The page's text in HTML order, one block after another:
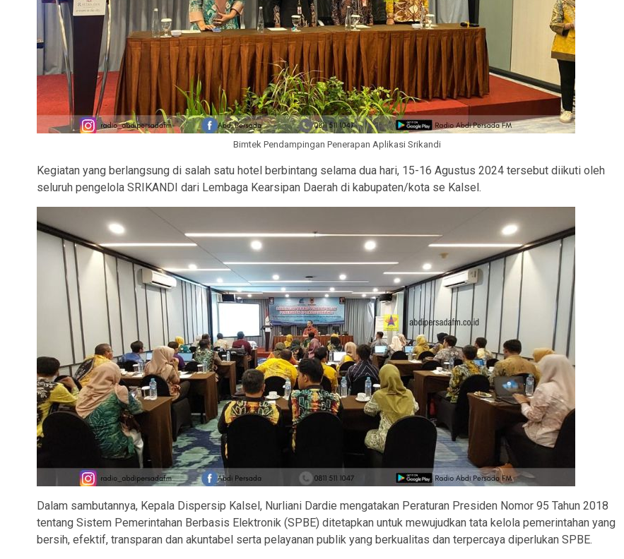
Bimtek Pendampingan Penerapan Aplikasi Srikandi
Kegiatan yang berlangsung di salah satu hotel berbintang selama dua hari, 15-16 Agustus 2024 tersebut diikuti oleh
seluruh pengelola SRIKANDI dari Lembaga Kearsipan Daerah di kabupaten/kota se Kalsel.
Dalam sambutannya, Kepala Dispersip Kalsel, Nurliani Dardie mengatakan Peraturan Presiden Nomor 95 Tahun 2018
tentang Sistem Pemerintahan Berbasis Elektronik (SPBE) ditetapkan untuk mewujudkan tata kelola pemerintahan yang
bersih, efektif, transparan dan akuntabel serta pelayanan publik yang berkualitas dan terpercaya diperlukan SPBE.